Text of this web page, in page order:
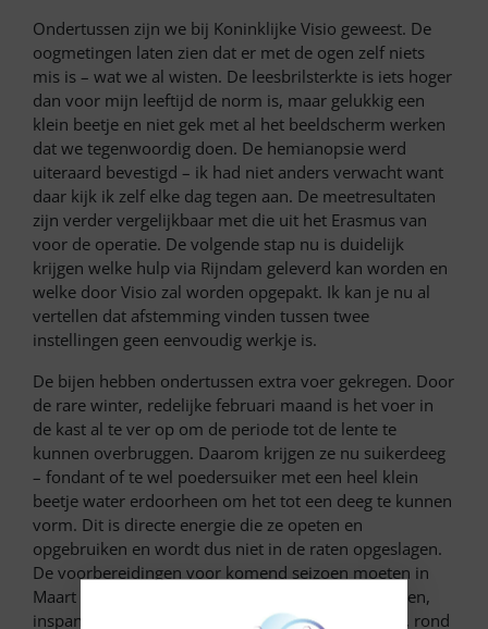
Ondertussen zijn we bij Koninklijke Visio geweest. De
oogmetingen laten zien dat er met de ogen zelf niets
mis is – wat we al wisten. De leesbrilsterkte is iets hoger
dan voor mijn leeftijd de norm is, maar gelukkig een
klein beetje en niet gek met al het beeldscherm werken
dat we tegenwoordig doen. De hemianopsie werd
uiteraard bevestigd – ik had niet anders verwacht want
daar kijk ik zelf elke dag tegen aan. De meetresultaten
zijn verder vergelijkbaar met die uit het Erasmus van
voor de operatie. De volgende stap nu is duidelijk
krijgen welke hulp via Rijndam geleverd kan worden en
welke door Visio zal worden opgepakt. Ik kan je nu al
vertellen dat afstemming vinden tussen twee
instellingen geen eenvoudig werkje is.
De bijen hebben ondertussen extra voer gekregen. Door
de rare winter, redelijke februari maand is het voer in
de kast al te ver op om de periode tot de lente te
kunnen overbruggen. Daarom krijgen ze nu suikerdeeg
– fondant of te wel poedersuiker met een heel klein
beetje water erdoorheen om het tot een deeg te kunnen
vorm. Dit is directe energie die ze opeten en
opgebruiken en wordt dus niet in de raten opgeslagen.
De voorbereidingen voor komend seizoen moeten in
Maart gaan gebeuren. Het maken van nieuwe ramen,
inspannen en insmelten van de kunstraat. Daarna, rond